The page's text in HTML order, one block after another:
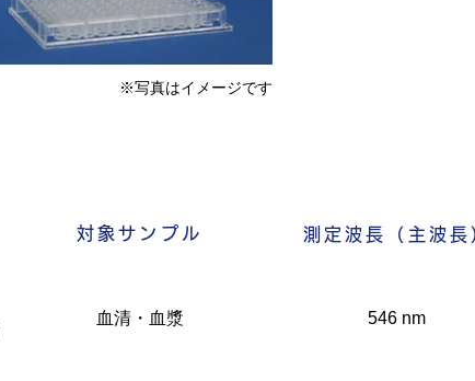
※写真はイメージです
対象サンプル 測定波長（主波長
血清・血漿 546 nm